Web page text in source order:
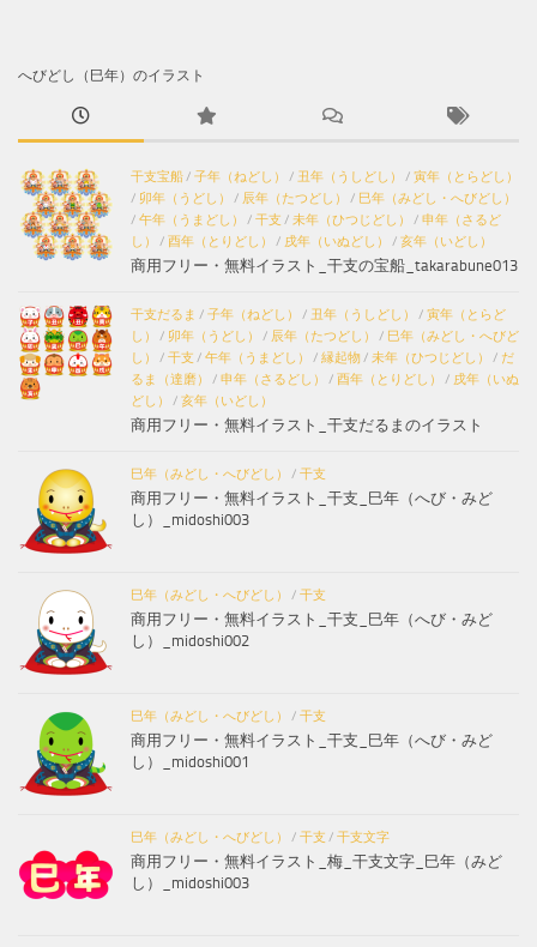
へびどし（巳年）のイラスト
干支宝船/ 子年（ねどし） / 丑年（うしどし） / 寅年（とらどし）
/ 卯年（うどし） / 辰年（たつどし） / 巳年（みどし・へびどし）
/ 午年（うまどし） / 干支 / 未年（ひつじどし） / 申年（さるど
し）
/ 酉年（とりどし） / 戌年（いぬどし） / 亥年（いどし）
商用フリー・無料イラスト_干支の宝船_takarabune013
干支だるま / 子年（ねどし） / 丑年（うしどし） / 寅年（とらど
し）
/ 卯年（うどし） / 辰年（たつどし） / 巳年（みどし・へびど
し）
/ 干支 / 午年（うまどし） / 縁起物/ 未年（ひつじどし） / だ
るま（達磨）
/ 申年（さるどし） / 酉年（とりどし） / 戌年（いぬ
どし）
/ 亥年（いどし）
商用フリー・無料イラスト_干支だるまのイラスト
巳年（みどし・へびどし） / 干支
商用フリー・無料イラスト_干支_巳年（へび・みど
し）_midoshi003
巳年（みどし・へびどし） / 干支
商用フリー・無料イラスト_干支_巳年（へび・みど
し）_midoshi002
巳年（みどし・へびどし） / 干支
商用フリー・無料イラスト_干支_巳年（へび・みど
し）_midoshi001
巳年（みどし・へびどし） / 干支 / 干支文字
商用フリー・無料イラスト_梅_干支文字_巳年（みど
し）_midoshi003